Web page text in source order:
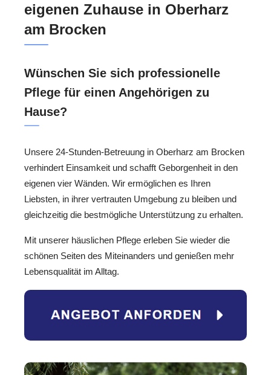
eigenen Zuhause in Oberharz
am Brocken
Wünschen Sie sich professionelle
Pflege für einen Angehörigen zu
Hause?
Unsere 24-Stunden-Betreuung in Oberharz am Brocken
verhindert Einsamkeit und schafft Geborgenheit in den
eigenen vier Wänden. Wir ermöglichen es Ihren
Liebsten, in ihrer vertrauten Umgebung zu bleiben und
gleichzeitig die bestmögliche Unterstützung zu erhalten.
Mit unserer häuslichen Pflege erleben Sie wieder die
schönen Seiten des Miteinanders und genießen mehr
Lebensqualität im Alltag.